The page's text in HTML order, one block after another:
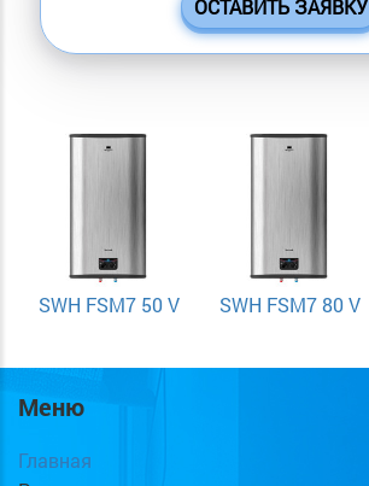
ОСТАВИТЬ ЗАЯВКУ
SWH FSM7 50 V SWH FSM7 80 V
Меню
Главная